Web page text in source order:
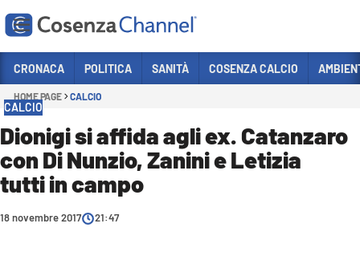
Sezioni
CRONACA
POLITICA
COSENZA CALCIO
ECONOMIA E LAVORO
CRONACA POLITICA SANITÀ COSENZA CALCIO
HOME PAGE CALCIO
CALCIO
Dionigi si affida agli ex. Catanzaro
con Di Nunzio, Zanini e Letizia
tutti in campo
18 novembre 2017 21:47